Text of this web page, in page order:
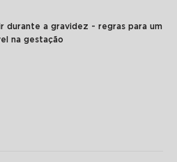
durante a gravidez - regras para um
na gestação